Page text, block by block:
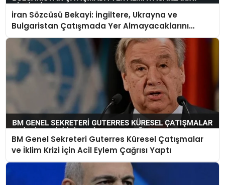
İran Sözcüsü Bekayi: İngiltere, Ukrayna ve
Bulgaristan Çatışmada Yer Almayacaklarını
Bildirdi
BM Genel Sekreteri Guterres Küresel Çatışmalar
ve İklim Krizi İçin Acil Eylem Çağrısı Yaptı